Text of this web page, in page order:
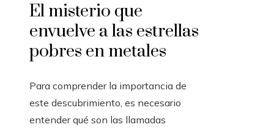
El misterio que
envuelve a las estrellas
pobres en metales
Para comprender la importancia de
este descubrimiento, es necesario
entender qué son las llamadas